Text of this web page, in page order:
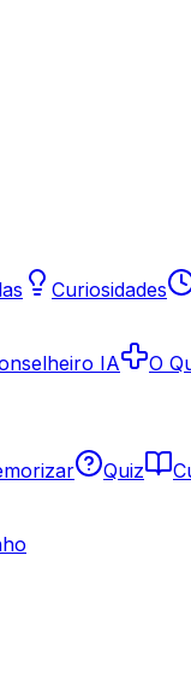
Curiosidades
IA O
Quiz